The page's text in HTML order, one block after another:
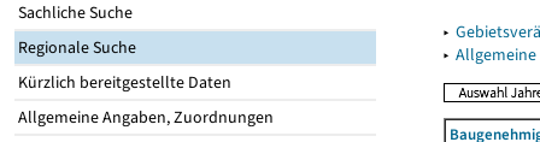
Sachliche Suche
Regionale Suche
Kürzlich bereitgestellte Daten
Allgemeine Angaben, Zuordnungen
▸
▸